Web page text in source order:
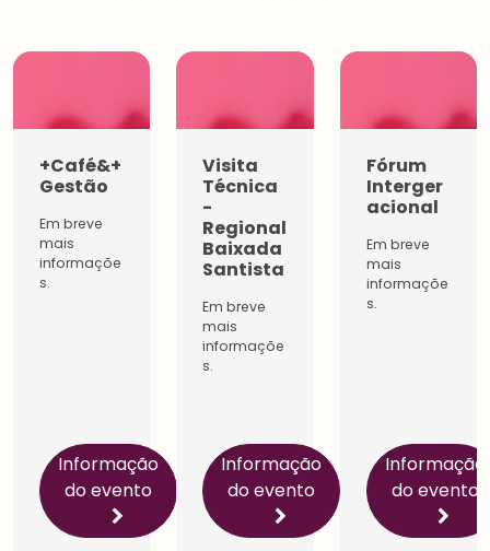
+Café&+
Gestão
Em breve
mais
informaçõe
s.
Informação
do evento
Visita
Técnica
-
Regional
Baixada
Santista
Em breve
mais
informaçõe
s.
Informação
do evento
Fórum
Interger
acional
Em breve
mais
informaçõe
s.
Informação
do evento